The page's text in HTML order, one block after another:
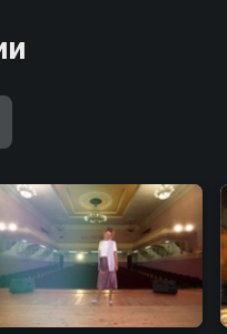
Рогов в городе
в хорошем HD